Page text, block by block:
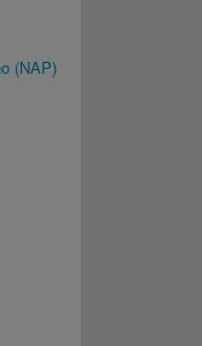
(NAP)